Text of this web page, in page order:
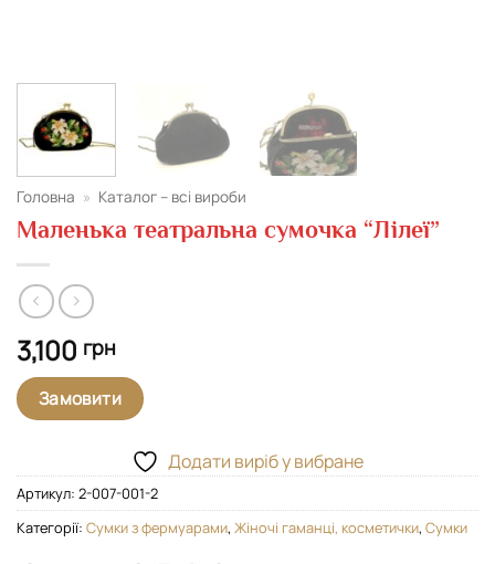
Головна » Каталог – всі вироби
Маленька театральна сумочка “Лілеї”
3,100 грн
Замовити
Додати виріб у вибране
Артикул: 2-007-001-2
Категорії: Cумки з фермуарами, Жіночі гаманці, косметички, Сумки